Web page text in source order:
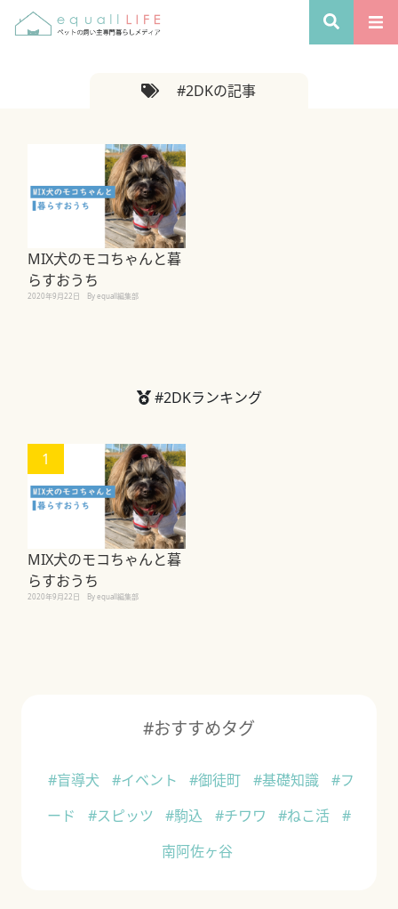
#2DKの記事
MIX犬のモコちゃんと暮
らすおうち
2020年9月22日 By equall編集部
#2DKランキング
1
MIX犬のモコちゃんと暮
らすおうち
2020年9月22日 By equall編集部
#おすすめタグ
#盲導犬 #イベント #御徒町 #基礎知識
#フ
ード
#スピッツ #駒込 #チワワ #ねこ活
#
南阿佐ヶ谷